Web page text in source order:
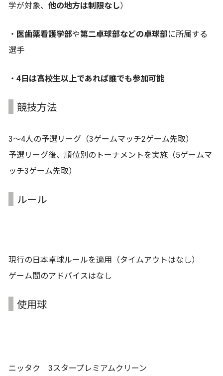
学が対象、 他の地方は制限なし）
・ 医歯薬看護学部や第二卓球部などの卓球部に所属する
選手
・ 4日は高校生以上であれば誰でも参加可能
競技方法
3～4人の予選リーグ（3ゲームマッチ2ゲーム先取）
予選リーグ後、順位別のトーナメントを実施（5ゲームマ
ッチ3ゲーム先取）
ルール
現行の日本卓球ルールを適用（タイムアウトはなし）
ゲーム間のアドバイスはなし
使用球
ニッタク 3スタープレミアムクリーン